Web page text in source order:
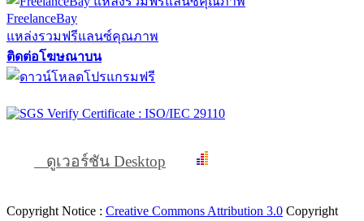
FreelanceBay
แหล่งรวมฟรีแลนซ์คุณภาพ
ติดต่อโฆษณาบน
ดูเวอร์ชัน Desktop
Copyright Notice : Creative Commons Attribution 3.0 Copyright